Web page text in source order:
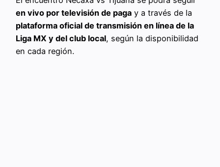
en vivo por televisión de paga y a través de la
plataforma oficial de transmisión en línea de la
Liga MX y del club local, según la disponibilidad
en cada región.